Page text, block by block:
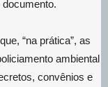
documento.
“na prática”, as
ambiental
convênios e